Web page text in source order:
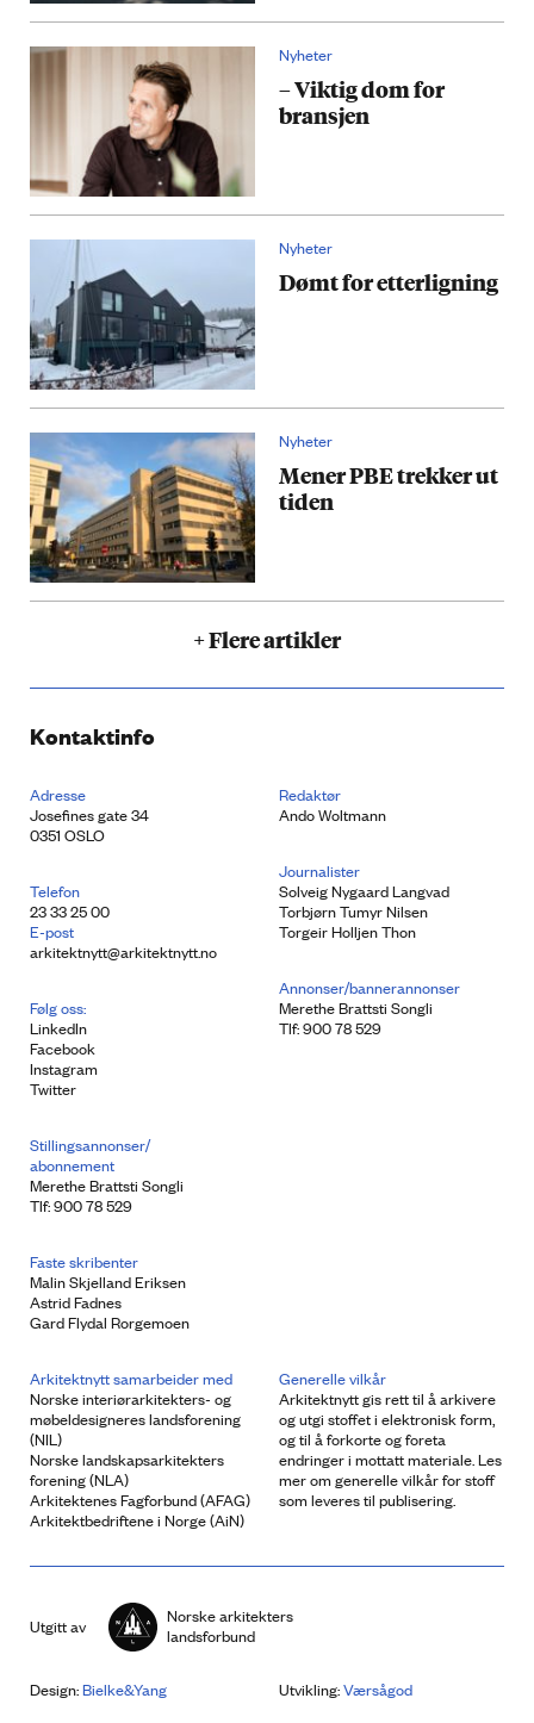
Nyheter
– Viktig dom for
bransjen
Nyheter
Dømt for etterligning
Nyheter
Mener PBE trekker ut
tiden
+ Flere artikler
Kontaktinfo
Adresse
Josefines gate 34
0351 OSLO
Telefon
23 33 25 00
E-post
arkitektnytt@arkitektnytt.no
Følg oss:
LinkedIn
Facebook
Instagram
Twitter
Redaktør
Ando Woltmann
Journalister
Solveig Nygaard Langvad
Torbjørn Tumyr Nilsen
Torgeir Holljen Thon
Annonser/bannerannonser
Merethe Brattsti Songli
Tlf: 900 78 529
Stillingsannonser/
abonnement
Merethe Brattsti Songli
Tlf: 900 78 529
Faste skribenter
Malin Skjelland Eriksen
Astrid Fadnes
Gard Flydal Rorgemoen
Arkitektnytt samarbeider med
Norske interiørarkitekters- og
møbeldesigneres landsforening
(NIL)
Norske landskapsarkitekters
forening (NLA)
Arkitektenes Fagforbund (AFAG)
Arkitektbedriftene i Norge (AiN)
Generelle vilkår
Arkitektnytt gis rett til å arkivere
og utgi stoffet i elektronisk form,
og til å forkorte og foreta
endringer i mottatt materiale. Les
mer om generelle vilkår for stoff
som leveres til publisering.
Utgitt av
Norske arkitekters
landsforbund
Design:Bielke&Yang Utvikling:Værsågod